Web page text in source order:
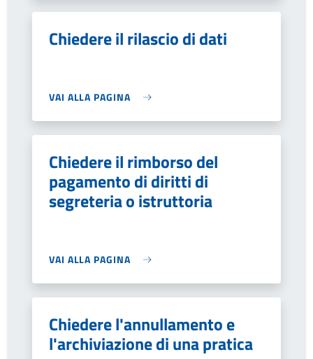
Chiedere il rilascio di dati
VAI ALLA PAGINA
Chiedere il rimborso del
pagamento di diritti di
segreteria o istruttoria
VAI ALLA PAGINA
Chiedere l'annullamento e
l'archiviazione di una pratica